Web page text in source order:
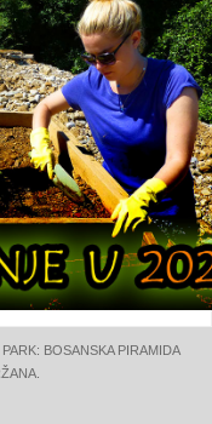
BOSANSKA PIRAMIDA